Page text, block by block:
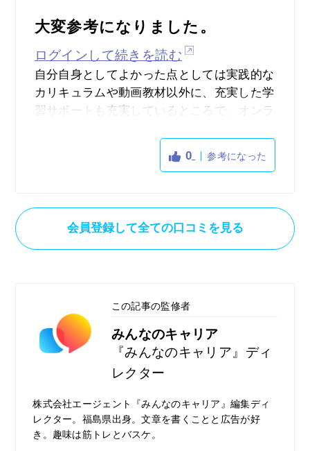
トもあります。
大変参考になりました。
ログインして続きを読む
自分自身としてよかった点としては実践的な
カリキュラムや動画教材以外に、充実した学
習サポートも充実しているところで、オンラ
間受付のチャットサポートを利用できるので
ーの方が固定ではなく、料金が高いことだと
思いますが、給付金が支給されるので受講料
0 参考になった
会員登録して全ての口コミを見る
この記事の監修者
みんなのキャリア
『みんなのキャリア』ディ
レクター
株式会社エージェント『みんなのキャリア』編集ディ
レクター。福島県出身。文章を書くことと広告が好
き。趣味は筋トレとバスケ。